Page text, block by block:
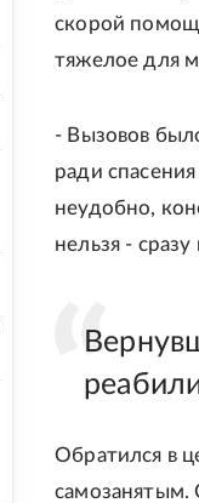
скорой
тяжелое для
- Вызовов
ради
неудобно,
нельзя -
Обратился в
самозанятым.